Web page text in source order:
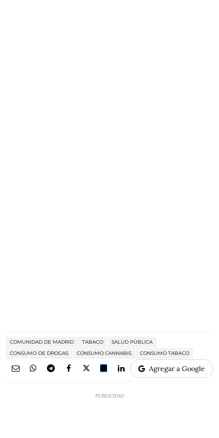
COMUNIDAD DE MADRID TABACO
SALUD PÚBLICA
CONSUMO DE DROGAS
CONSUMO CANNABIS CONSUMO TABACO
Agregar a Google